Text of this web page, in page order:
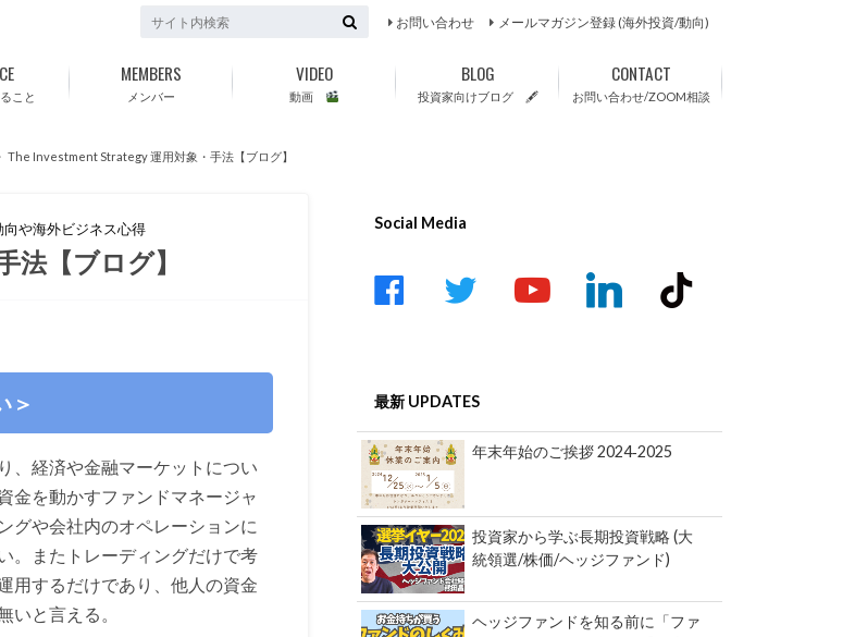
お問い合わせ メールマガジン登録 (海外投資/動向)
こと メンバー
MEMBERS
動画
VIDEO
投資家向けブログ 🖋
BLOG
お問い合わせ/ZOOM相談
CONTACT
The Investment Strategy 運用対象・手法【ブログ】
や海外ビジネス心得
【ブログ】
＞
、経済や金融マーケットについ
金を動かすファンドマネージャ
グや会社内のオペレーションに
。またトレーディングだけで考
用するだけであり、他人の資金
いと言える。
Social Media
play
linkedin tiktok
最新 UPDATES
年末年始のご挨拶 2024‐2025
投資家から学ぶ長期投資戦略 (大
統領選/株価/ヘッジファンド)
ヘッジファンドを知る前に「ファ